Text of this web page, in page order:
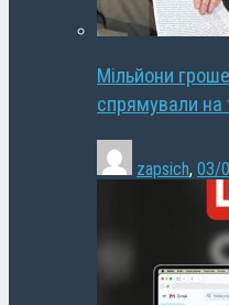
Мільйони
спрямували на
zapsich, 03/